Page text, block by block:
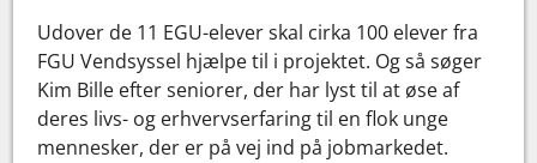
Udover de 11 EGU-elever skal cirka 100 elever fra
FGU Vendsyssel hjælpe til i projektet. Og så søger
Kim Bille efter seniorer, der har lyst til at øse af
deres livs- og erhvervserfaring til en flok unge
mennesker, der er på vej ind på jobmarkedet.